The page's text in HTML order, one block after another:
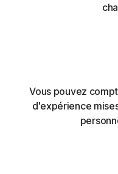
Vous pouvez
d'expérience